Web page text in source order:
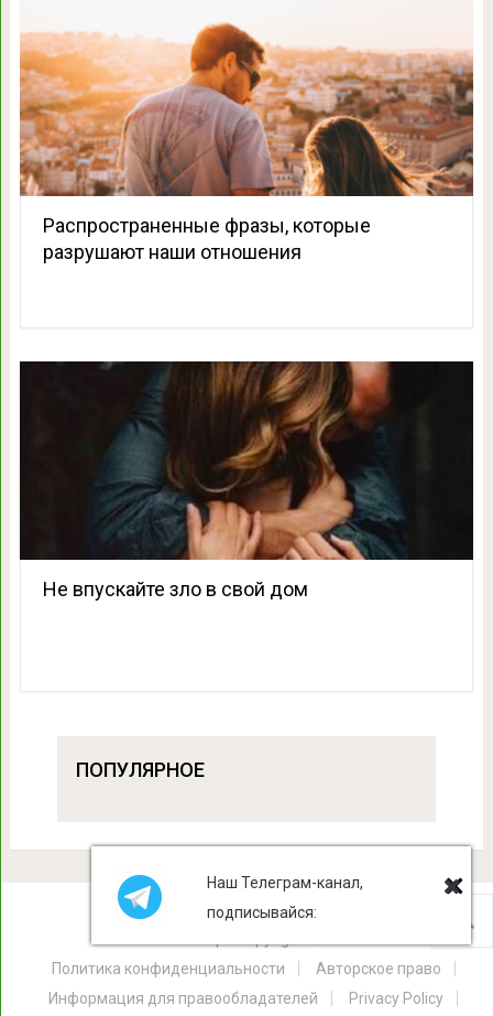
Распространенные фразы, которые
разрушают наши отношения
Не впускайте зло в свой дом
ПОПУЛЯРНОЕ
Политика конфиденциальности
Авторское право
Информация для правообладателей
Privacy Policy
Наш Телеграм-канал,
подписывайся: